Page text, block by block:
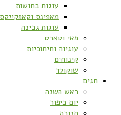
עוגות בחושות
מאפינס וקאפקייקס
עוגות גבינה
פאי וטארט
עוגיות וחיתוכיות
קינוחים
שוקולד
חגים
ראש השנה
יום כיפור